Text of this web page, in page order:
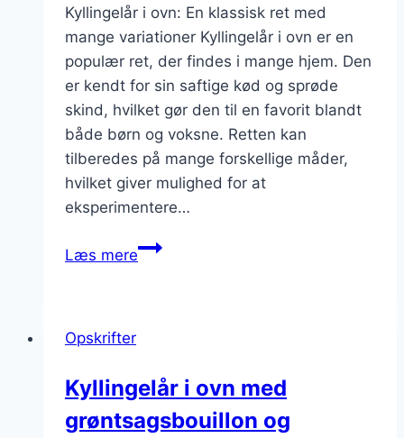
Kyllingelår i ovn: En klassisk ret med
mange variationer Kyllingelår i ovn er en
populær ret, der findes i mange hjem. Den
er kendt for sin saftige kød og sprøde
skind, hvilket gør den til en favorit blandt
både børn og voksne. Retten kan
tilberedes på mange forskellige måder,
hvilket giver mulighed for at
eksperimentere…
Læs mereKyllingelår
bacon
Opskrifter
Kyllingelår i ovn med
grøntsagsbouillon og